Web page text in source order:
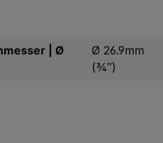
| Ø
Ø 26.9mm
(3⁄4″)